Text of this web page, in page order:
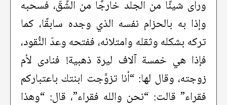
ورأى شيئًا من الجلد خارجًا من الشِّقّ، فسحبه
وإذا به بالحزام نفسه الذي وجده سابقًا، كما
تركه بشكله وثقله وامتلائه، ففتحه وعدّ النُّقود،
فإذا هي خمسة آلاف ليرة ذهبية! فنادى لأم
زوجته، وقال لها: “أنا تزوَّجت ابنتك باعتباركم
فقراء” قالت: “نحن والله فقراء”، قال: “وهذا